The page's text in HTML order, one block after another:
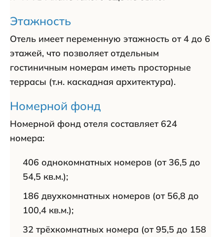
Этажность
Отель имеет переменную этажность от 4 до 6
этажей, что позволяет отдельным
гостиничным номерам иметь просторные
террасы (т.н. каскадная архитектура).
Номерной фонд
Номерной фонд отеля составляет 624
номера:
406 однокомнатных номеров (от 36,5 до
54,5 кв.м.);
186 двухкомнатных номеров (от 56,8 до
100,4 кв.м.);
32 трёхкомнатных номера (от 95,5 до 158